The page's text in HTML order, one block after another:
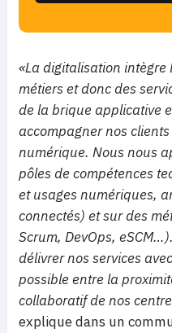
«La digitalisation intègre
métiers et donc des
de la brique applicative
accompagner nos
numérique. Nous nous
pôles de compétences
et usages numériques,
connectés) et sur des
Scrum, DevOps,
délivrer nos services
possible entre la
collaboratif de nos
explique dans un